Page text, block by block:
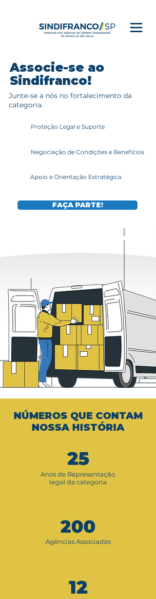
Associe-se ao
Sindifranco!
Junte-se a nós no fortalecimento da
categoria.
Proteção Legal e Suporte
Negociação de Condições e Benefícios
Apoio e Orientação Estratégica
FAÇA PARTE!
NÚMEROS QUE CONTAM
NOSSA HISTÓRIA
25
Anos de Representação
legal da categoria
200
Agências Associadas
12